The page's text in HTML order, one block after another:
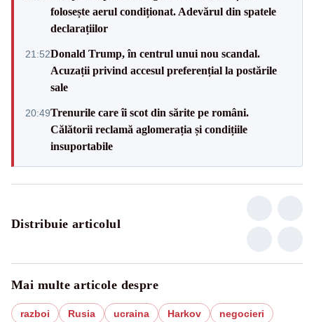
folosește aerul condiționat. Adevărul din spatele
declarațiilor
21:52Donald Trump, în centrul unui nou scandal.
Acuzații privind accesul preferențial la postările
sale
20:49Trenurile care îi scot din sărite pe români.
Călătorii reclamă aglomerația și condițiile
insuportabile
Distribuie articolul
Mai multe articole despre
razboi Rusia ucraina Harkov negocieri